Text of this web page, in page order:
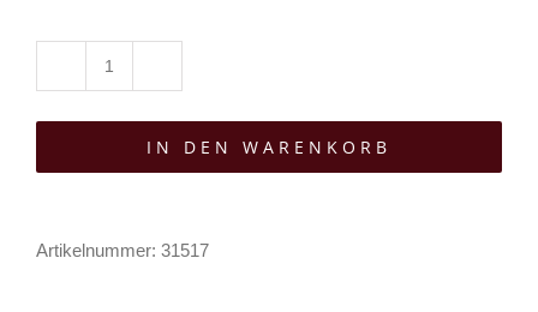
Rave
HemdIN DEN WARENKORB
Artikelnummer: 31517